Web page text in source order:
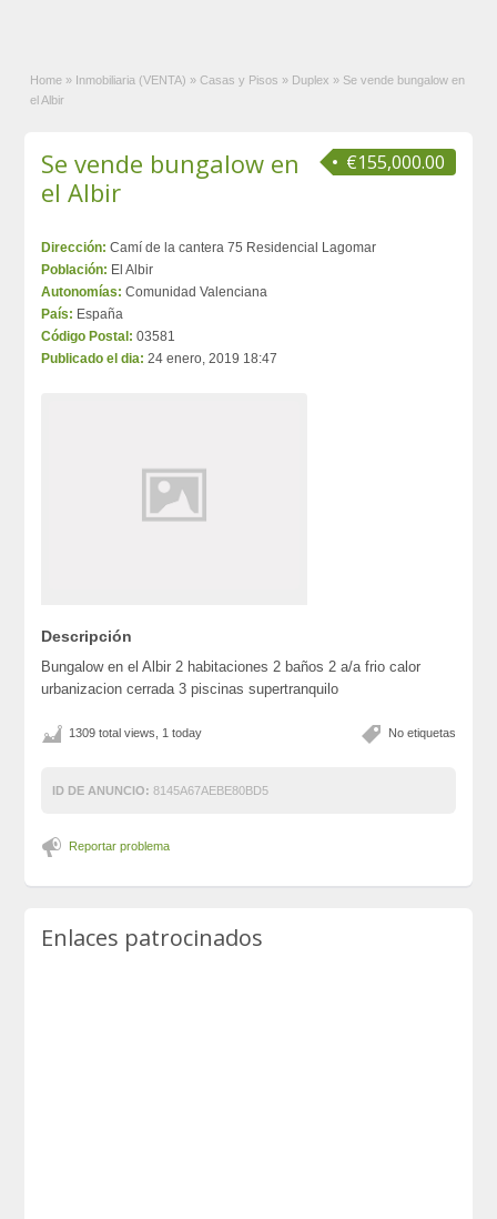
Home » Inmobiliaria (VENTA) » Casas y Pisos » Duplex » Se vende bungalow en
el Albir
€155,000.00
Se vende bungalow en
el Albir
Dirección: Camí de la cantera 75 Residencial Lagomar
Población: El Albir
Autonomías: Comunidad Valenciana
País: España
Código Postal: 03581
Publicado el dia: 24 enero, 2019 18:47
Descripción
Bungalow en el Albir 2 habitaciones 2 baños 2 a/a frio calor
urbanizacion cerrada 3 piscinas supertranquilo
No etiquetas
1309 total views, 1 today
ID DE ANUNCIO: 8145A67AEBE80BD5
Reportar problema
Enlaces patrocinados